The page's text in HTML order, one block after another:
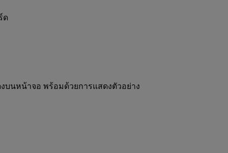
ด
บนหน้าจอ พร้อมด้วยการแสดงตัวอย่าง